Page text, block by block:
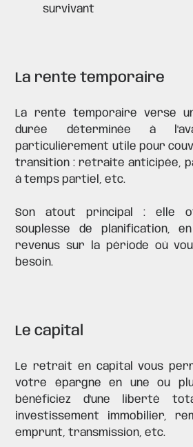
survivant
La rente temporaire
La rente temporaire verse
durée déterminée à
particulièrement utile pour
transition : retraite anticipée,
à temps partiel, etc.
Son atout principal : elle
souplesse de planification,
revenus sur la période où
besoin.
Le capital
Le retrait en capital vous
votre épargne en une ou
bénéficiez d'une liberté
investissement immobilier,
emprunt, transmission, etc.